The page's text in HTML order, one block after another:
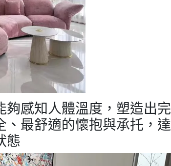
夠感知人體溫度，塑造出完
、最舒適的懷抱與承托，達
態